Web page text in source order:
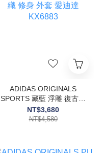
ADIDAS ORIGINALS
SPORTS 藏藍 浮雕 復古針
織 修身 外套 愛迪達
KX6883
NT$3,680
NT$4,580